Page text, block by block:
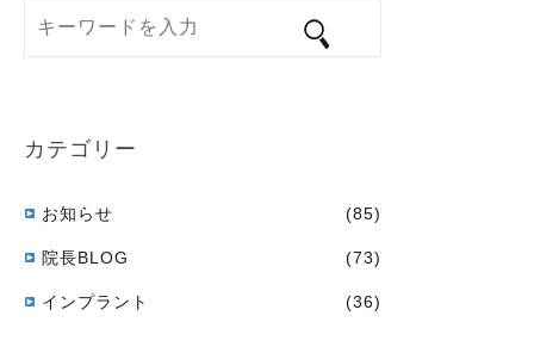
カテゴリー
お知らせ (85)
院長BLOG (73)
インプラント (36)